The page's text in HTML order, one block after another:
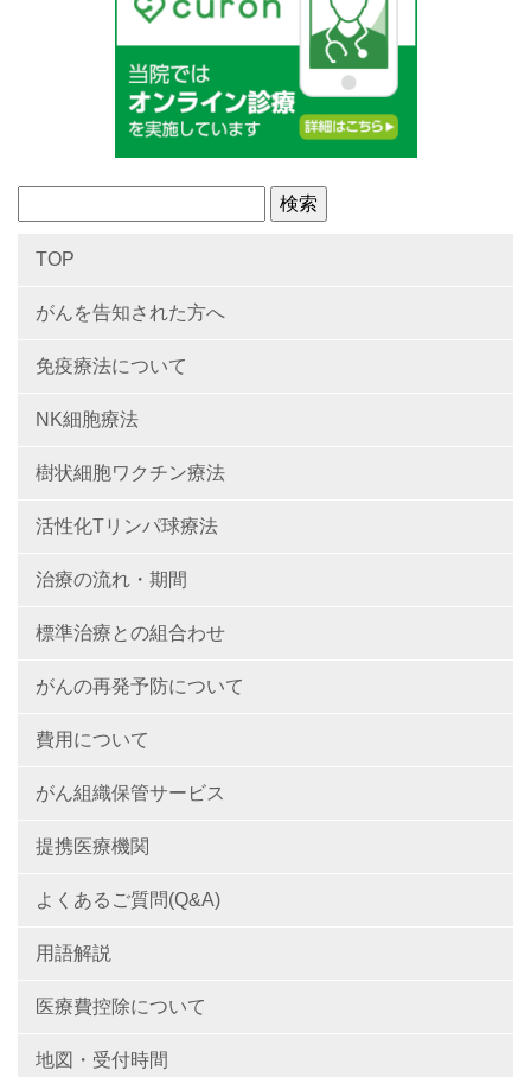
TOP
がんを告知された方へ
免疫療法について
NK細胞療法
樹状細胞ワクチン療法
活性化Tリンパ球療法
治療の流れ・期間
標準治療との組合わせ
がんの再発予防について
費用について
がん組織保管サービス
提携医療機関
よくあるご質問(Q&A)
用語解説
医療費控除について
地図・受付時間